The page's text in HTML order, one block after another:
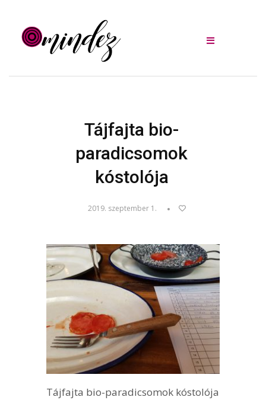
Tájfajta bio-
paradicsomok
kóstolója
2019. szeptember 1.
Tájfajta bio-paradicsomok kóstolója